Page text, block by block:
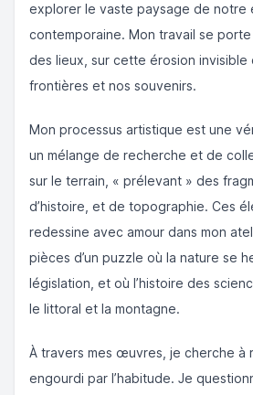
explorer le vaste paysage de notre
contemporaine. Mon travail se
des lieux, sur cette érosion invisible
frontières et nos souvenirs.
Mon processus artistique est une
un mélange de recherche et de
sur le terrain, « prélevant » des
d’histoire, et de topographie. Ces
redessine avec amour dans mon
pièces d’un puzzle où la nature se
législation, et où l’histoire des
le littoral et la montagne.
À travers mes œuvres, je cherche à
engourdi par l’habitude. Je